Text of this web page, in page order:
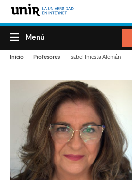
Menú
Inicio Profesores Isabel Iniesta Alemán